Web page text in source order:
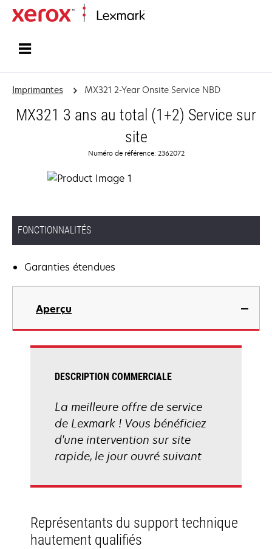
Imprimantes MX321 2-Year Onsite Service NBD
MX321 3 ans au total (1+2) Service sur
site
Numéro de référence: 2362072
FONCTIONNALITÉS
Garanties étendues
Aperçu
DESCRIPTION COMMERCIALE
La meilleure offre de service
de Lexmark ! Vous bénéficiez
d'une intervention sur site
rapide, le jour ouvré suivant
Représentants du support technique
hautement qualifiés